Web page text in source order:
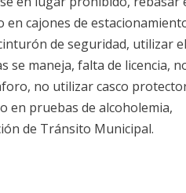
cajones de
de seguridad, utilizar el
se maneja, falta de licencia,
no utilizar casco
en pruebas de alcoholemia,
de Tránsito Municipal.